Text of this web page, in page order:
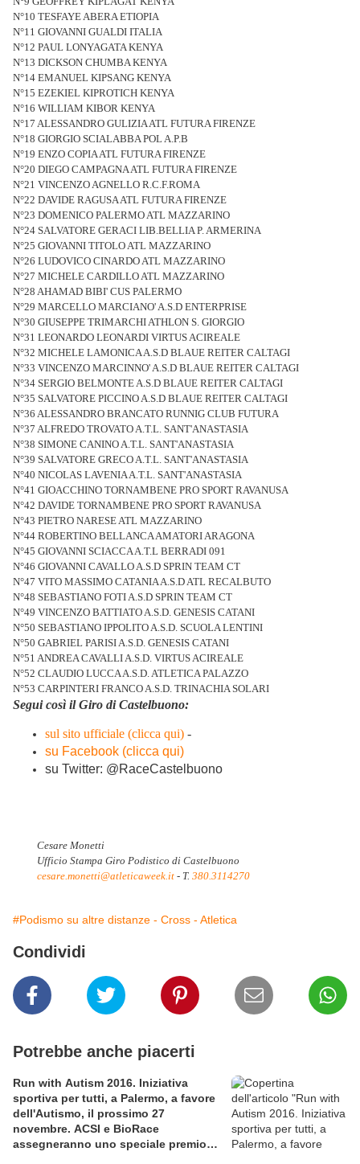
N°10 TESFAYE ABERA ETIOPIA
N°11 GIOVANNI GUALDI ITALIA
N°12 PAUL LONYAGATA KENYA
N°13 DICKSON CHUMBA KENYA
N°14 EMANUEL KIPSANG KENYA
N°15 EZEKIEL KIPROTICH KENYA
N°16 WILLIAM KIBOR KENYA
N°17 ALESSANDRO GULIZIA ATL FUTURA FIRENZE
N°18 GIORGIO SCIALABBA POL A.P.B
N°19 ENZO COPIA ATL FUTURA FIRENZE
N°20 DIEGO CAMPAGNA ATL FUTURA FIRENZE
N°21 VINCENZO AGNELLO R.C.F.ROMA
N°22 DAVIDE RAGUSA ATL FUTURA FIRENZE
N°23 DOMENICO PALERMO ATL MAZZARINO
N°24 SALVATORE GERACI LIB.BELLIA P. ARMERINA
N°25 GIOVANNI TITOLO ATL MAZZARINO
N°26 LUDOVICO CINARDO ATL MAZZARINO
N°27 MICHELE CARDILLO ATL MAZZARINO
N°28 AHAMAD BIBI' CUS PALERMO
N°29 MARCELLO MARCIANO' A.S.D ENTERPRISE
N°30 GIUSEPPE TRIMARCHI ATHLON S. GIORGIO
N°31 LEONARDO LEONARDI VIRTUS ACIREALE
N°32 MICHELE LAMONICA A.S.D BLAUE REITER CALTAGI
N°33 VINCENZO MARCINNO' A.S.D BLAUE REITER CALTAGI
N°34 SERGIO BELMONTE A.S.D BLAUE REITER CALTAGI
N°35 SALVATORE PICCINO A.S.D BLAUE REITER CALTAGI
N°36 ALESSANDRO BRANCATO RUNNIG CLUB FUTURA
N°37 ALFREDO TROVATO A.T.L. SANT'ANASTASIA
N°38 SIMONE CANINO A.T.L. SANT'ANASTASIA
N°39 SALVATORE GRECO A.T.L. SANT'ANASTASIA
N°40 NICOLAS LAVENIA A.T.L. SANT'ANASTASIA
N°41 GIOACCHINO TORNAMBENE PRO SPORT RAVANUSA
N°42 DAVIDE TORNAMBENE PRO SPORT RAVANUSA
N°43 PIETRO NARESE ATL MAZZARINO
N°44 ROBERTINO BELLANCA AMATORI ARAGONA
N°45 GIOVANNI SCIACCA A.T.L BERRADI 091
N°46 GIOVANNI CAVALLO A.S.D SPRIN TEAM CT
N°47 VITO MASSIMO CATANIA A.S.D ATL RECALBUTO
N°48 SEBASTIANO FOTI A.S.D SPRIN TEAM CT
N°49 VINCENZO BATTIATO A.S.D. GENESIS CATANI
N°50 SEBASTIANO IPPOLITO A.S.D. SCUOLA LENTINI
N°50 GABRIEL PARISI A.S.D. GENESIS CATANI
N°51 ANDREA CAVALLI A.S.D. VIRTUS ACIREALE
N°52 CLAUDIO LUCCA A.S.D. ATLETICA PALAZZO
N°53 CARPINTERI FRANCO A.S.D. TRINACHIA SOLARI
Segui così il Giro di Castelbuono:
sul sito ufficiale (clicca qui) -
su Facebook (clicca qui)
su Twitter: @RaceCastelbuono
Cesare Monetti
Ufficio Stampa Giro Podistico di Castelbuono
cesare.monetti@atleticaweek.it - T. 380.3114270
#Podismo su altre distanze - Cross - Atletica
Condividi
Potrebbe anche piacerti
Run with Autism 2016. Iniziativa
sportiva per tutti, a Palermo, a favore
dell'Autismo, il prossimo 27
novembre. ACSI e BioRace
assegneranno uno speciale premio